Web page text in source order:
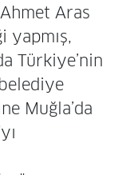
Aras
yapmış,
Türkiye’nin
Muğla’da